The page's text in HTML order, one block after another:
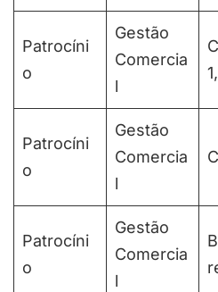
Patrocíni
o
Gestão
Comercia
l
Patrocíni
o
Gestão
Comercia
l
Patrocíni
o
Gestão
Comercia
l